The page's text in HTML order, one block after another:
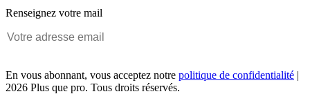
Renseignez votre mail
En vous abonnant, vous acceptez notre politique de confidentialité |
2026 Plus que pro. Tous droits réservés.